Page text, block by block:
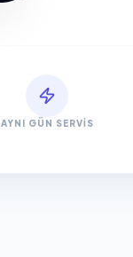
AYNI GÜN SERVIS